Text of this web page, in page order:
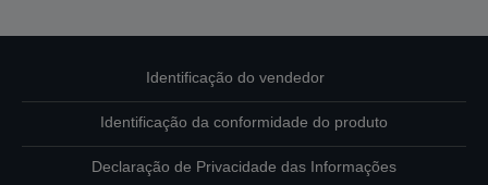
Identificação do vendedor
Identificação da conformidade do produto
Declaração de Privacidade das Informações